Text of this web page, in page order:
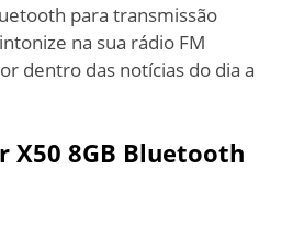
para transmissão
na sua rádio FM
dentro das notícias do dia a
X50 8GB Bluetooth